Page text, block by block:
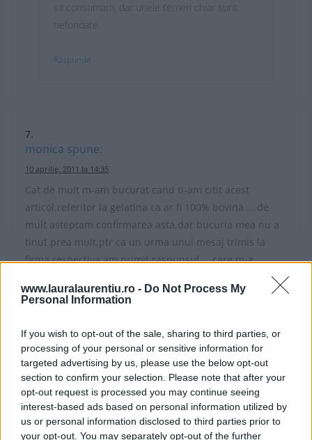
www.lauralaurentiu.ro - Do Not Process My
Personal Information
If you wish to opt-out of the sale, sharing to third parties, or
processing of your personal or sensitive information for
targeted advertising by us, please use the below opt-out
section to confirm your selection. Please note that after your
opt-out request is processed you may continue seeing
interest-based ads based on personal information utilized by
us or personal information disclosed to third parties prior to
your opt-out. You may separately opt-out of the further
sa consumam, dar unele temeri chiar sunt
nefondate.
Răspunde
monica spune:
10 aprilie, 2011 la 14:35
Cat de mult m-am bucurat cand ti-am citit acest
articol,referitor la gelatina ca ar fi 100% bovina…..de
mult asteptam confirmarea asta,dar bucuria mea nu a
tinut prea mult,ptr ca un urma unui mesaj trimis la
firma respectiva am primit raspunsul…..care m-a
porc….dar ..ca ar avea o alternativa ptr vegetarieni
se gaseste asaceva ca nu am vazut niciodata pe nicaieri
si pot sa spun ca am cautat mereu…
eu nu sunt vegetariana,nu caut o gelatina
vegetala….ci…din motive religioase nu consum
porc….doar porc….,asa ca daca cineva vreodata citeste
acest mesaj si m-ar putea ajuta sa gasesc pe undeva un
fel de gelatina care sa nu fie de porc,ci doar bovine,as